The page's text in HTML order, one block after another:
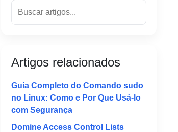
Artigos relacionados
Guia Completo do Comando sudo
no Linux: Como e Por Que Usá-lo
com Segurança
Domine Access Control Lists